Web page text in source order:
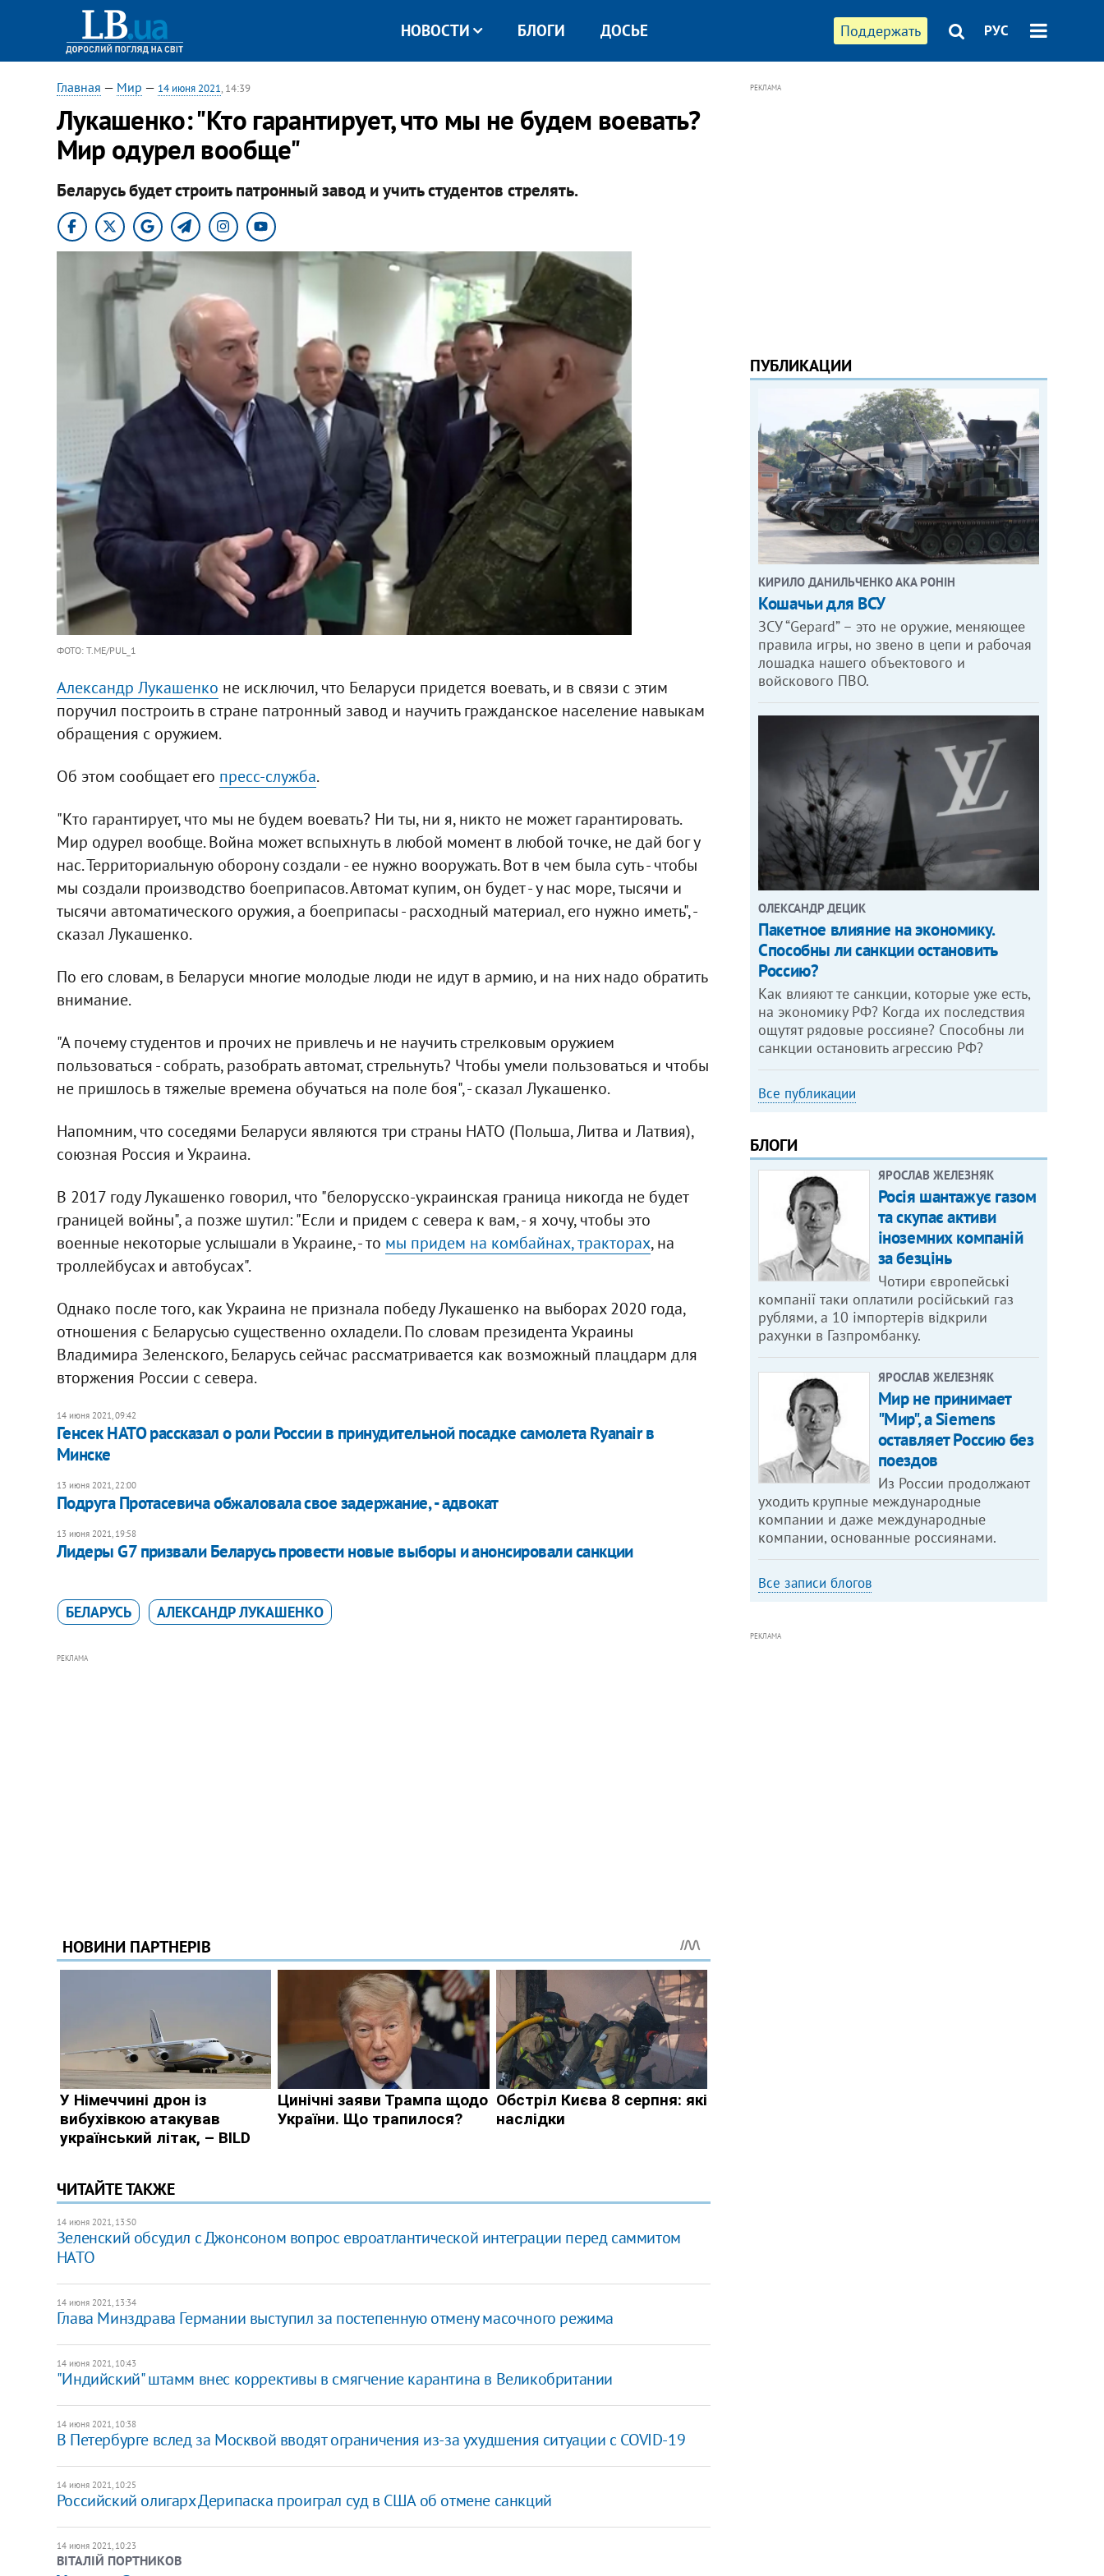
Поддержать РУС
НОВОСТИ БЛОГИ ДОСЬЕ
Главная — Мир — 14 июня 2021, 14:39
Лукашенко: "Кто гарантирует, что мы не будем воевать?
Мир одурел вообще"
Беларусь будет строить патронный завод и учить студентов стрелять.
ФОТО: T.ME/PUL_1
Александр Лукашенко не исключил, что Беларуси придется воевать, и в связи с этим
поручил построить в стране патронный завод и научить гражданское население навыкам
обращения с оружием.
Об этом сообщает его пресс-служба.
"Кто гарантирует, что мы не будем воевать? Ни ты, ни я, никто не может гарантировать.
Мир одурел вообще. Война может вспыхнуть в любой момент в любой точке, не дай бог у
нас. Территориальную оборону создали - ее нужно вооружать. Вот в чем была суть - чтобы
мы создали производство боеприпасов. Автомат купим, он будет - у нас море, тысячи и
тысячи автоматического оружия, а боеприпасы - расходный материал, его нужно иметь", -
сказал Лукашенко.
По его словам, в Беларуси многие молодые люди не идут в армию, и на них надо обратить
внимание.
"А почему студентов и прочих не привлечь и не научить стрелковым оружием
пользоваться - собрать, разобрать автомат, стрельнуть? Чтобы умели пользоваться и чтобы
не пришлось в тяжелые времена обучаться на поле боя", - сказал Лукашенко.
Напомним, что соседями Беларуси являются три страны НАТО (Польша, Литва и Латвия),
союзная Россия и Украина.
В 2017 году Лукашенко говорил, что "белорусско-украинская граница никогда не будет
границей войны", а позже шутил: "Если и придем с севера к вам, - я хочу, чтобы это
военные некоторые услышали в Украине, - то мы придем на комбайнах, тракторах, на
троллейбусах и автобусах".
Однако после того, как Украина не признала победу Лукашенко на выборах 2020 года,
отношения с Беларусью существенно охладели. По словам президента Украины
Владимира Зеленского, Беларусь сейчас рассматривается как возможный плацдарм для
вторжения России с севера.
14 июня 2021, 09:42
Генсек НАТО рассказал о роли России в принудительной посадке самолета Ryanair в
Минске
13 июня 2021, 22:00
Подруга Протасевича обжаловала свое задержание, - адвокат
13 июня 2021, 19:58
Лидеры G7 призвали Беларусь провести новые выборы и анонсировали санкции
БЕЛАРУСЬ АЛЕКСАНДР ЛУКАШЕНКО
РЕКЛАМА
ЧИТАЙТЕ ТАКЖЕ
14 июня 2021, 13:50
Зеленский обсудил с Джонсоном вопрос евроатлантической интеграции перед саммитом
НАТО
14 июня 2021, 13:34
Глава Минздрава Германии выступил за постепенную отмену масочного режима
14 июня 2021, 10:43
"Индийский" штамм внес коррективы в смягчение карантина в Великобритании
14 июня 2021, 10:38
В Петербурге вслед за Москвой вводят ограничения из-за ухудшения ситуации с COVID-19
14 июня 2021, 10:25
Российский олигарх Дерипаска проиграл суд в США об отмене санкций
14 июня 2021, 10:23
ВІТАЛІЙ ПОРТНИКОВ
РЕКЛАМА
ПУБЛИКАЦИИ
КИРИЛО ДАНИЛЬЧЕНКО АКА РОНІН
Кошачьи для ВСУ
ЗСУ “Gepard” – это не оружие, меняющее
правила игры, но звено в цепи и рабочая
лошадка нашего объектового и
войскового ПВО.
ОЛЕКСАНДР ДЕЦИК
Пакетное влияние на экономику.
Способны ли санкции остановить
Россию?
Как влияют те санкции, которые уже есть,
на экономику РФ? Когда их последствия
ощутят рядовые россияне? Способны ли
санкции остановить агрессию РФ?
Все публикации
БЛОГИ
ЯРОСЛАВ ЖЕЛЕЗНЯК
Росія шантажує газом
та скупає активи
іноземних компаній
за безцінь
Чотири європейські
компанії таки оплатили російський газ
рублями, а 10 імпортерів відкрили
рахунки в Газпромбанку.
ЯРОСЛАВ ЖЕЛЕЗНЯК
Мир не принимает
"Мир", а Siemens
оставляет Россию без
поездов
Из России продолжают
уходить крупные международные
компании и даже международные
компании, основанные россиянами.
Все записи блогов
РЕКЛАМА